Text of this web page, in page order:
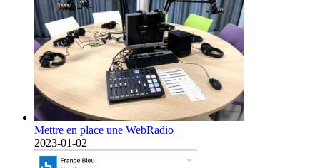
Mettre en place une WebRadio
2023-01-02